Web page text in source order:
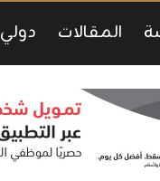
المقالات دولي